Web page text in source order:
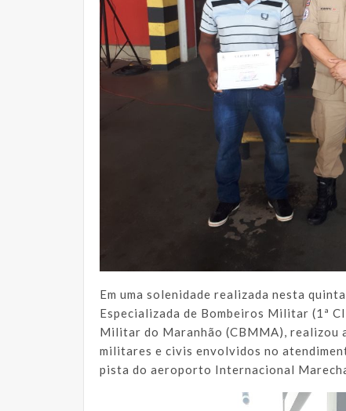
Em uma solenidade realizada nesta
Especializada de Bombeiros Militar (1ª
Militar do Maranhão (CBMMA), realizou
militares e civis envolvidos no
pista do aeroporto Internacional